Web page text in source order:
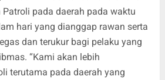
pada daerah pada waktu
hari yang dianggap rawan serta
dan terukur bagi pelaku yang
“Kami akan lebih
terutama pada daerah yang